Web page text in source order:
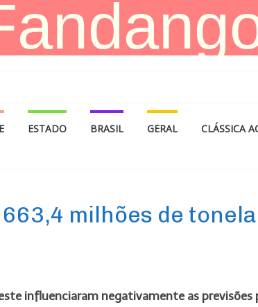
ESTADO BRASIL GERAL CLÁSSICA
milhões de
influenciaram negativamente as previsões